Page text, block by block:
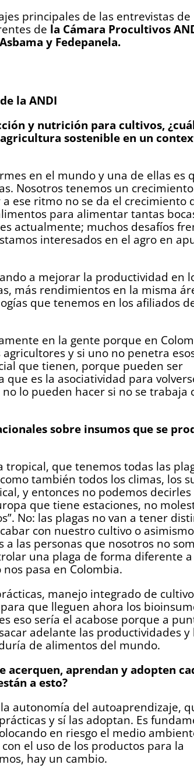
principales de las entrevistas de
de la Cámara Procultivos
y Fedepanela.
la ANDI
y nutrición para cultivos,
sostenible en un
en el mundo y una de ellas es
Nosotros tenemos un crecimiento
ese ritmo no se da el crecimiento
para alimentar tantas
actualmente; muchos desafíos
interesados en el agro en
a mejorar la productividad en
más rendimientos en la misma
que tenemos en los afiliados
en la gente porque en
y si uno no penetra
que tienen, porque pueden ser
es la asociatividad para
lo pueden hacer si no se trabaja
sobre insumos que se
que tenemos todas las
también todos los climas, los
y entonces no podemos decirles
que tiene estaciones, no
No: las plagas no van a tener
con nuestro cultivo o
las personas que nosotros no
una plaga de forma diferente
pasa en Colombia.
manejo integrado de
que lleguen ahora los
eso sería el acabose porque a
adelante las productividades y
de alimentos del mundo.
acerquen, aprendan y adopten
a esto?
autonomía del autoaprendizaje,
y sí las adoptan. Es
en riesgo el medio
el uso de los productos para la
hay un cambio.